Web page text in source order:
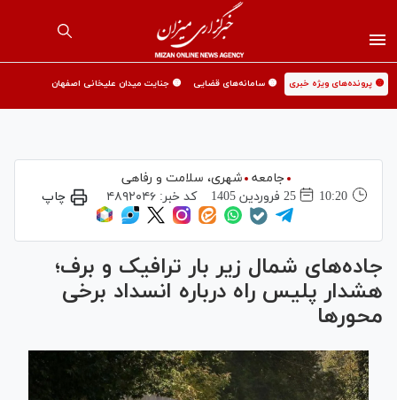
🟡 پرونده‌های ویژه خبری 🟡 سامانه‌های قضایی 🟡 جنایت میدان علیخانی اصفهان
جامعه
شهری،‌ سلامت و رفاهی
10:20
25 فروردين 1405 کد خبر:۴۸۹۲۰۴۶ چاپ
جاده‌های شمال زیر بار ترافیک و برف؛
هشدار پلیس راه درباره انسداد برخی
محورها